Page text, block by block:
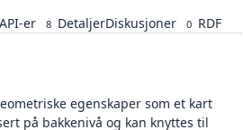
er 8 DetaljerDiskusjoner 0 RDF
egenskaper som et kart
på bakkenivå og kan knyttes til